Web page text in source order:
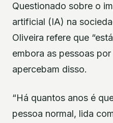
Questionado sobre o
artificial (IA) na
Oliveira refere que
embora as pessoas
apercebam disso.
“Há quantos anos é
pessoa normal, lida